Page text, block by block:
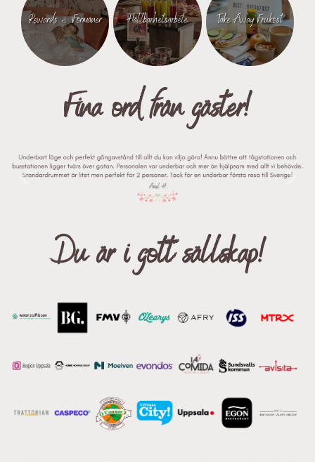
Rewards & Förmåner Hållbarhetsarbete Take Away Frukost
Fina ord från gäster!
Du är i gott sällskap!